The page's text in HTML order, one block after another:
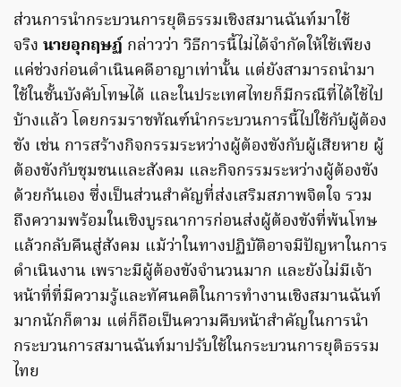
ส่วนการนำกระบวนการยุติธรรมเชิงสมานฉันท์มาใช้
จริง นายอุกฤษฏ์ กล่าวว่า วิธีการนี้ไม่ได้จำกัดให้ใช้เพียง
แค่ช่วงก่อนดำเนินคดีอาญาเท่านั้น แต่ยังสามารถนำมา
ใช้ในชั้นบังคับโทษได้ และในประเทศไทยก็มีกรณีที่ได้ใช้ไป
บ้างแล้ว โดยกรมราชทัณฑ์นำกระบวนการนี้ไปใช้กับผู้ต้อง
ขัง เช่น การสร้างกิจกรรมระหว่างผู้ต้องขังกับผู้เสียหาย ผู้
ต้องขังกับชุมชนและสังคม และกิจกรรมระหว่างผู้ต้องขัง
ด้วยกันเอง ซึ่งเป็นส่วนสำคัญที่ส่งเสริมสภาพจิตใจ รวม
ถึงความพร้อมในเชิงบูรณาการก่อนส่งผู้ต้องขังที่พ้นโทษ
แล้วกลับคืนสู่สังคม แม้ว่าในทางปฏิบัติอาจมีปัญหาในการ
ดำเนินงาน เพราะมีผู้ต้องขังจำนวนมาก และยังไม่มีเจ้า
หน้าที่ที่มีความรู้และทัศนคติในการทำงานเชิงสมานฉันท์
มากนักก็ตาม แต่ก็ถือเป็นความคืบหน้าสำคัญในการนำ
กระบวนการสมานฉันท์มาปรับใช้ในกระบวนการยุติธรรม
ไทย